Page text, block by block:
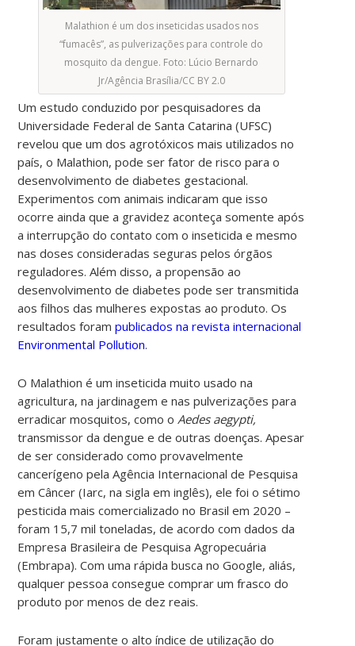
Malathion é um dos inseticidas usados nos
“fumacês”, as pulverizações para controle do
mosquito da dengue. Foto: Lúcio Bernardo
Jr/Agência Brasília/CC BY 2.0
Um estudo conduzido por pesquisadores da
Universidade Federal de Santa Catarina (UFSC)
revelou que um dos agrotóxicos mais utilizados no
país, o Malathion, pode ser fator de risco para o
desenvolvimento de diabetes gestacional.
Experimentos com animais indicaram que isso
ocorre ainda que a gravidez aconteça somente após
a interrupção do contato com o inseticida e mesmo
nas doses consideradas seguras pelos órgãos
reguladores. Além disso, a propensão ao
desenvolvimento de diabetes pode ser transmitida
aos filhos das mulheres expostas ao produto. Os
resultados forampublicados na revista internacional
Environmental Pollution.
O Malathion é um inseticida muito usado na
agricultura, na jardinagem e nas pulverizações para
erradicar mosquitos, como o Aedes aegypti,
transmissor da dengue e de outras doenças. Apesar
de ser considerado como provavelmente
cancerígeno pela Agência Internacional de Pesquisa
em Câncer (Iarc, na sigla em inglês), ele foi o sétimo
pesticida mais comercializado no Brasil em 2020 –
foram 15,7 mil toneladas, de acordo com dados da
Empresa Brasileira de Pesquisa Agropecuária
(Embrapa). Com uma rápida busca no Google, aliás,
qualquer pessoa consegue comprar um frasco do
produto por menos de dez reais.
Foram justamente o alto índice de utilização do